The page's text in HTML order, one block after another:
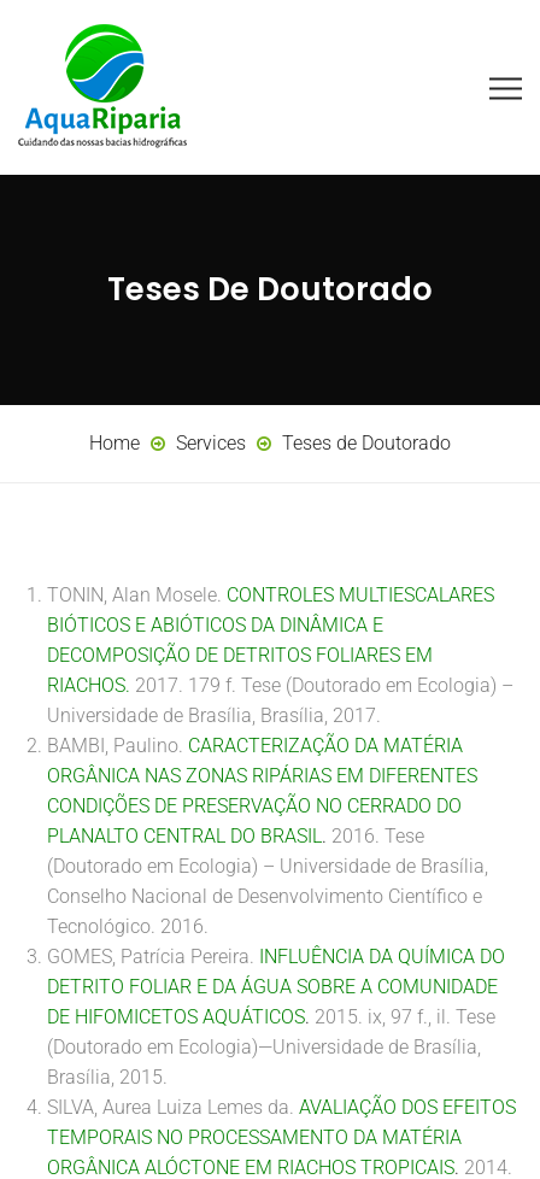
Teses De Doutorado
Home Services Teses de Doutorado
TONIN, Alan Mosele. CONTROLES MULTIESCALARES
BIÓTICOS E ABIÓTICOS DA DINÂMICA E
DECOMPOSIÇÃO DE DETRITOS FOLIARES EM
RIACHOS. 2017. 179 f. Tese (Doutorado em Ecologia) –
Universidade de Brasília, Brasília, 2017.
BAMBI, Paulino. CARACTERIZAÇÃO DA MATÉRIA
ORGÂNICA NAS ZONAS RIPÁRIAS EM DIFERENTES
CONDIÇÕES DE PRESERVAÇÃO NO CERRADO DO
PLANALTO CENTRAL DO BRASIL. 2016. Tese
(Doutorado em Ecologia) – Universidade de Brasília,
Conselho Nacional de Desenvolvimento Científico e
Tecnológico. 2016.
GOMES, Patrícia Pereira. INFLUÊNCIA DA QUÍMICA DO
DETRITO FOLIAR E DA ÁGUA SOBRE A COMUNIDADE
DE HIFOMICETOS AQUÁTICOS. 2015. ix, 97 f., il. Tese
(Doutorado em Ecologia)—Universidade de Brasília,
Brasília, 2015.
SILVA, Aurea Luiza Lemes da. AVALIAÇÃO DOS EFEITOS
TEMPORAIS NO PROCESSAMENTO DA MATÉRIA
ORGÂNICA ALÓCTONE EM RIACHOS TROPICAIS. 2014.